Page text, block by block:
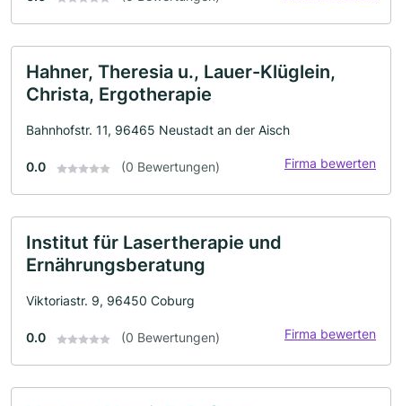
Hahner, Theresia u., Lauer-Klüglein,
Christa, Ergotherapie
Bahnhofstr. 11, 96465 Neustadt an der Aisch
0.0 (0 Bewertungen) Firma bewerten
Institut für Lasertherapie und
Ernährungsberatung
Viktoriastr. 9, 96450 Coburg
0.0 (0 Bewertungen) Firma bewerten